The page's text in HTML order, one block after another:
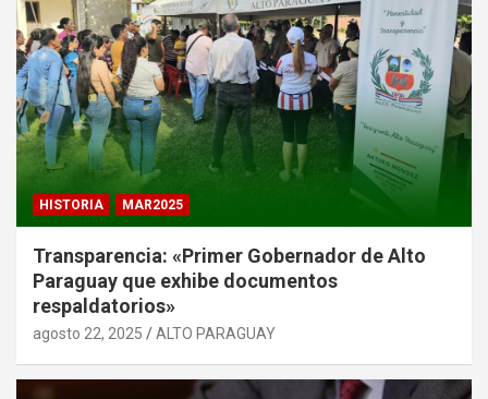
HISTORIA MAR2025
Transparencia: «Primer Gobernador de Alto
Paraguay que exhibe documentos
respaldatorios»
agosto 22, 2025 ALTO PARAGUAY